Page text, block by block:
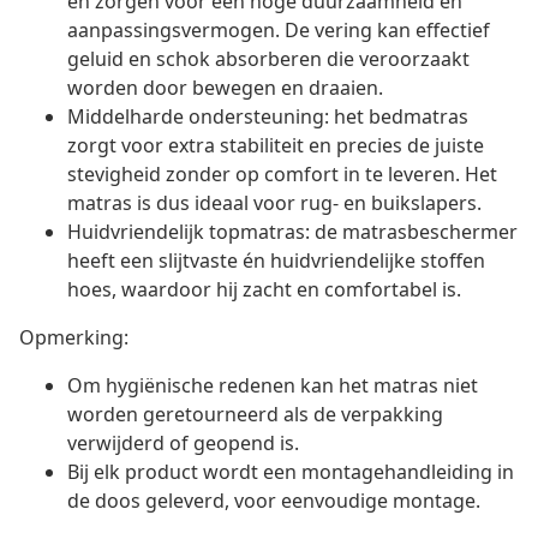
aanpassingsvermogen. De vering kan effectief
geluid en schok absorberen die veroorzaakt
worden door bewegen en draaien.
Middelharde ondersteuning: het bedmatras
zorgt voor extra stabiliteit en precies de juiste
stevigheid zonder op comfort in te leveren. Het
matras is dus ideaal voor rug- en buikslapers.
Huidvriendelijk topmatras: de matrasbeschermer
heeft een slijtvaste én huidvriendelijke stoffen
hoes, waardoor hij zacht en comfortabel is.
Opmerking:
Om hygiënische redenen kan het matras niet
worden geretourneerd als de verpakking
verwijderd of geopend is.
Bij elk product wordt een montagehandleiding in
de doos geleverd, voor eenvoudige montage.